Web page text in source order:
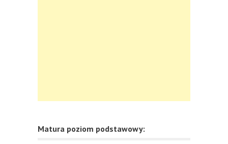
Matura poziom podstawowy: